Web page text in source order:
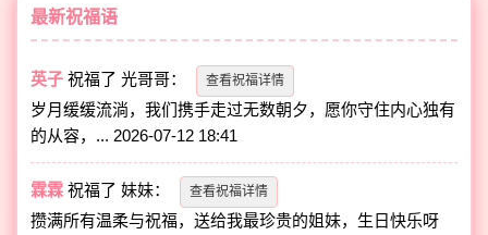
最新祝福语
英子 祝福了光哥哥： 查看祝福详情
岁月缓缓流淌，我们携手走过无数朝夕，愿你守住内心独有
的从容，... 2026-07-12 18:41
霖霖 祝福了妹妹： 查看祝福详情
攒满所有温柔与祝福，送给我最珍贵的姐妹，生日快乐呀